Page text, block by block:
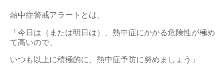
熱中症警戒アラートとは、
「今日は（または明日は）、熱中症にかかる危険性が極め
て高いので、
いつも以上に積極的に、熱中症予防に努めましょう」